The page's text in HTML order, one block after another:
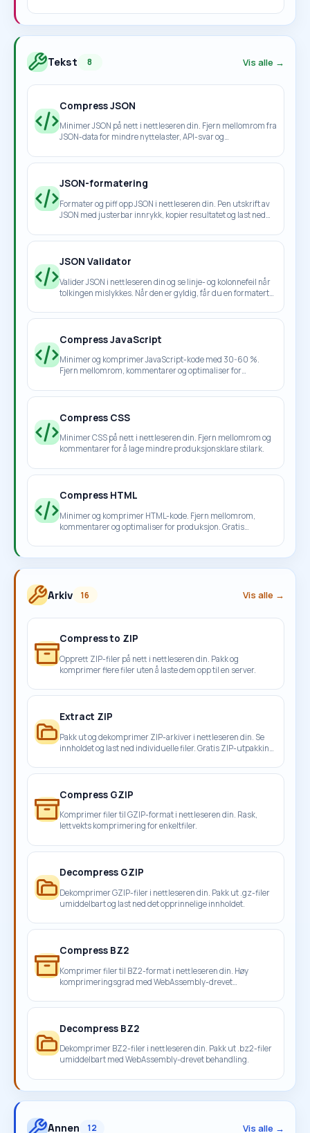
Tekst 8 Vis alle →
Compress JSON
Minimer JSON på nett i nettleseren din. Fjern mellomrom fra
JSON-data for mindre nyttelaster, API-svar og
JSON-formatering
Formater og piff opp JSON i nettleseren din. Pen utskrift av
JSON med justerbar innrykk, kopier resultatet og last ned
JSON Validator
Valider JSON i nettleseren din og se linje- og kolonnefeil når
tolkingen mislykkes. Når den er gyldig, får du en formatert
Compress JavaScript
Minimer og komprimer JavaScript-kode med 30-60 %.
Fjern mellomrom, kommentarer og optimaliser for
Compress CSS
Minimer CSS på nett i nettleseren din. Fjern mellomrom og
kommentarer for å lage mindre produksjonsklare stilark.
Compress HTML
Minimer og komprimer HTML-kode. Fjern mellomrom,
kommentarer og optimaliser for produksjon. Gratis
Arkiv 16 Vis alle →
Compress to ZIP
Opprett ZIP-filer på nett i nettleseren din. Pakk og
komprimer flere filer uten å laste dem opp til en server.
Extract ZIP
Pakk ut og dekomprimer ZIP-arkiver i nettleseren din. Se
innholdet og last ned individuelle filer. Gratis ZIP-utpakking
Compress GZIP
Komprimer filer til GZIP-format i nettleseren din. Rask,
lettvekts komprimering for enkeltfiler.
Decompress GZIP
Dekomprimer GZIP-filer i nettleseren din. Pakk ut .gz-filer
umiddelbart og last ned det opprinnelige innholdet.
Compress BZ2
Komprimer filer til BZ2-format i nettleseren din. Høy
komprimeringsgrad med WebAssembly-drevet
Decompress BZ2
Dekomprimer BZ2-filer i nettleseren din. Pakk ut .bz2-filer
umiddelbart med WebAssembly-drevet behandling.
Annen 12 Vis alle →